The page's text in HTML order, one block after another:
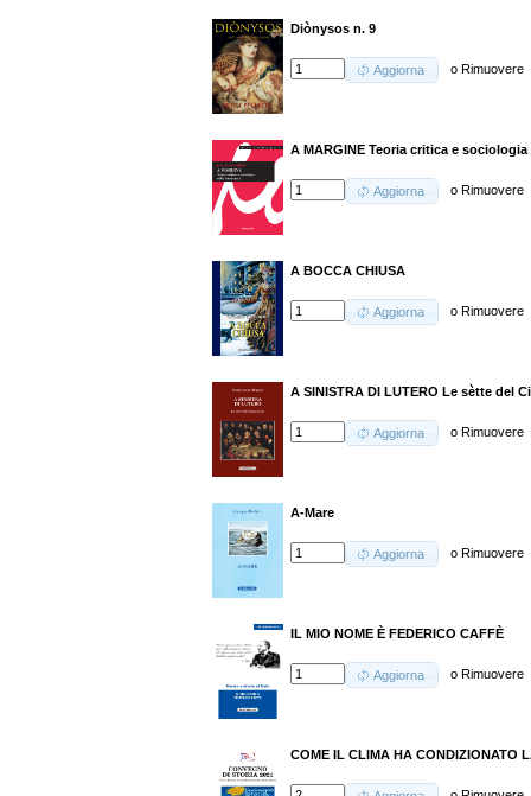
Diònysos n. 9
Aggiorna oRimuovere
A MARGINE Teoria critica e
Aggiorna oRimuovere
A BOCCA CHIUSA
Aggiorna oRimuovere
A SINISTRA DI LUTERO Le sètte del
Aggiorna oRimuovere
A-Mare
Aggiorna oRimuovere
IL MIO NOME È FEDERICO CAFFÈ
Aggiorna oRimuovere
COME IL CLIMA HA CONDIZIONATO